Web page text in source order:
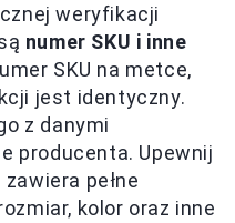
weryfikacji
numer SKU i inne
SKU na metce,
jest identyczny.
z danymi
producenta. Upewnij
pełne
kolor oraz inne